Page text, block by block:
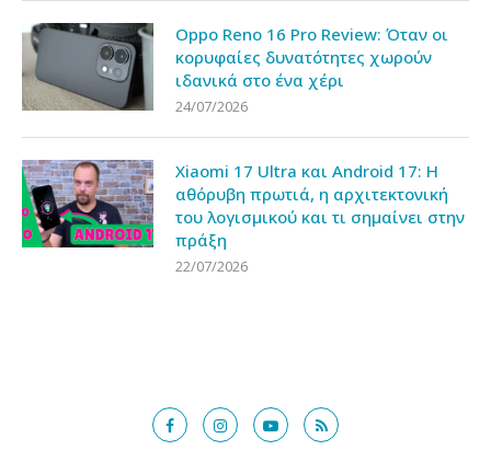
Oppo Reno 16 Pro Review: Όταν οι
κορυφαίες δυνατότητες χωρούν
ιδανικά στο ένα χέρι
24/07/2026
Xiaomi 17 Ultra και Android 17: Η
αθόρυβη πρωτιά, η αρχιτεκτονική
του λογισμικού και τι σημαίνει στην
πράξη
22/07/2026